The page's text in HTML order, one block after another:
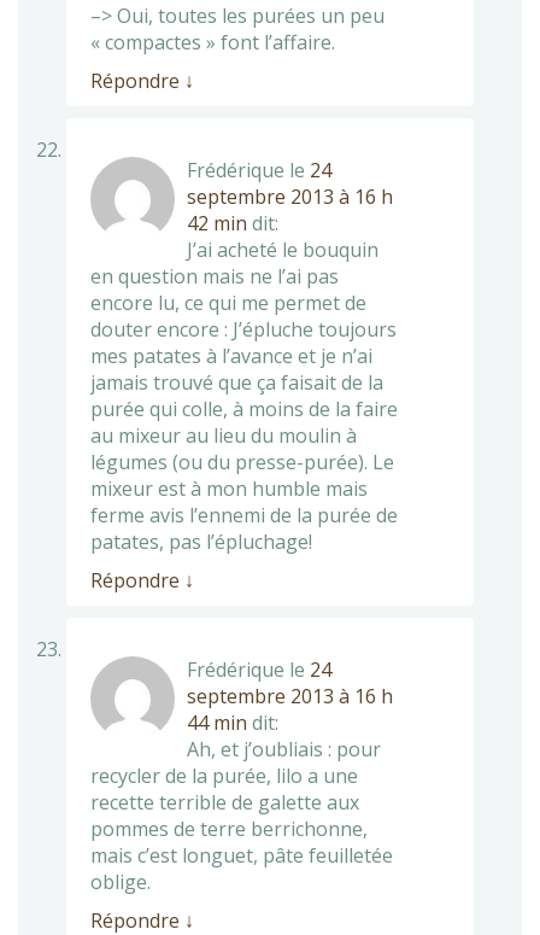
–> Oui, toutes les purées un peu
« compactes » font l’affaire.
Répondre ↓
Frédérique le 24
septembre 2013 à 16 h
42 min dit:
J’ai acheté le bouquin
en question mais ne l’ai pas
encore lu, ce qui me permet de
douter encore : J’épluche toujours
mes patates à l’avance et je n’ai
jamais trouvé que ça faisait de la
purée qui colle, à moins de la faire
au mixeur au lieu du moulin à
légumes (ou du presse-purée). Le
mixeur est à mon humble mais
ferme avis l’ennemi de la purée de
patates, pas l’épluchage!
Répondre ↓
Frédérique le 24
septembre 2013 à 16 h
44 min dit:
Ah, et j’oubliais : pour
recycler de la purée, lilo a une
recette terrible de galette aux
pommes de terre berrichonne,
mais c’est longuet, pâte feuilletée
oblige.
Répondre ↓